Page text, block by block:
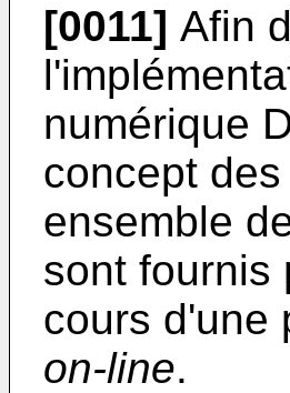
[0011] Afin
numérique
concept des
ensemble
sont fournis
cours d'une
on-line.